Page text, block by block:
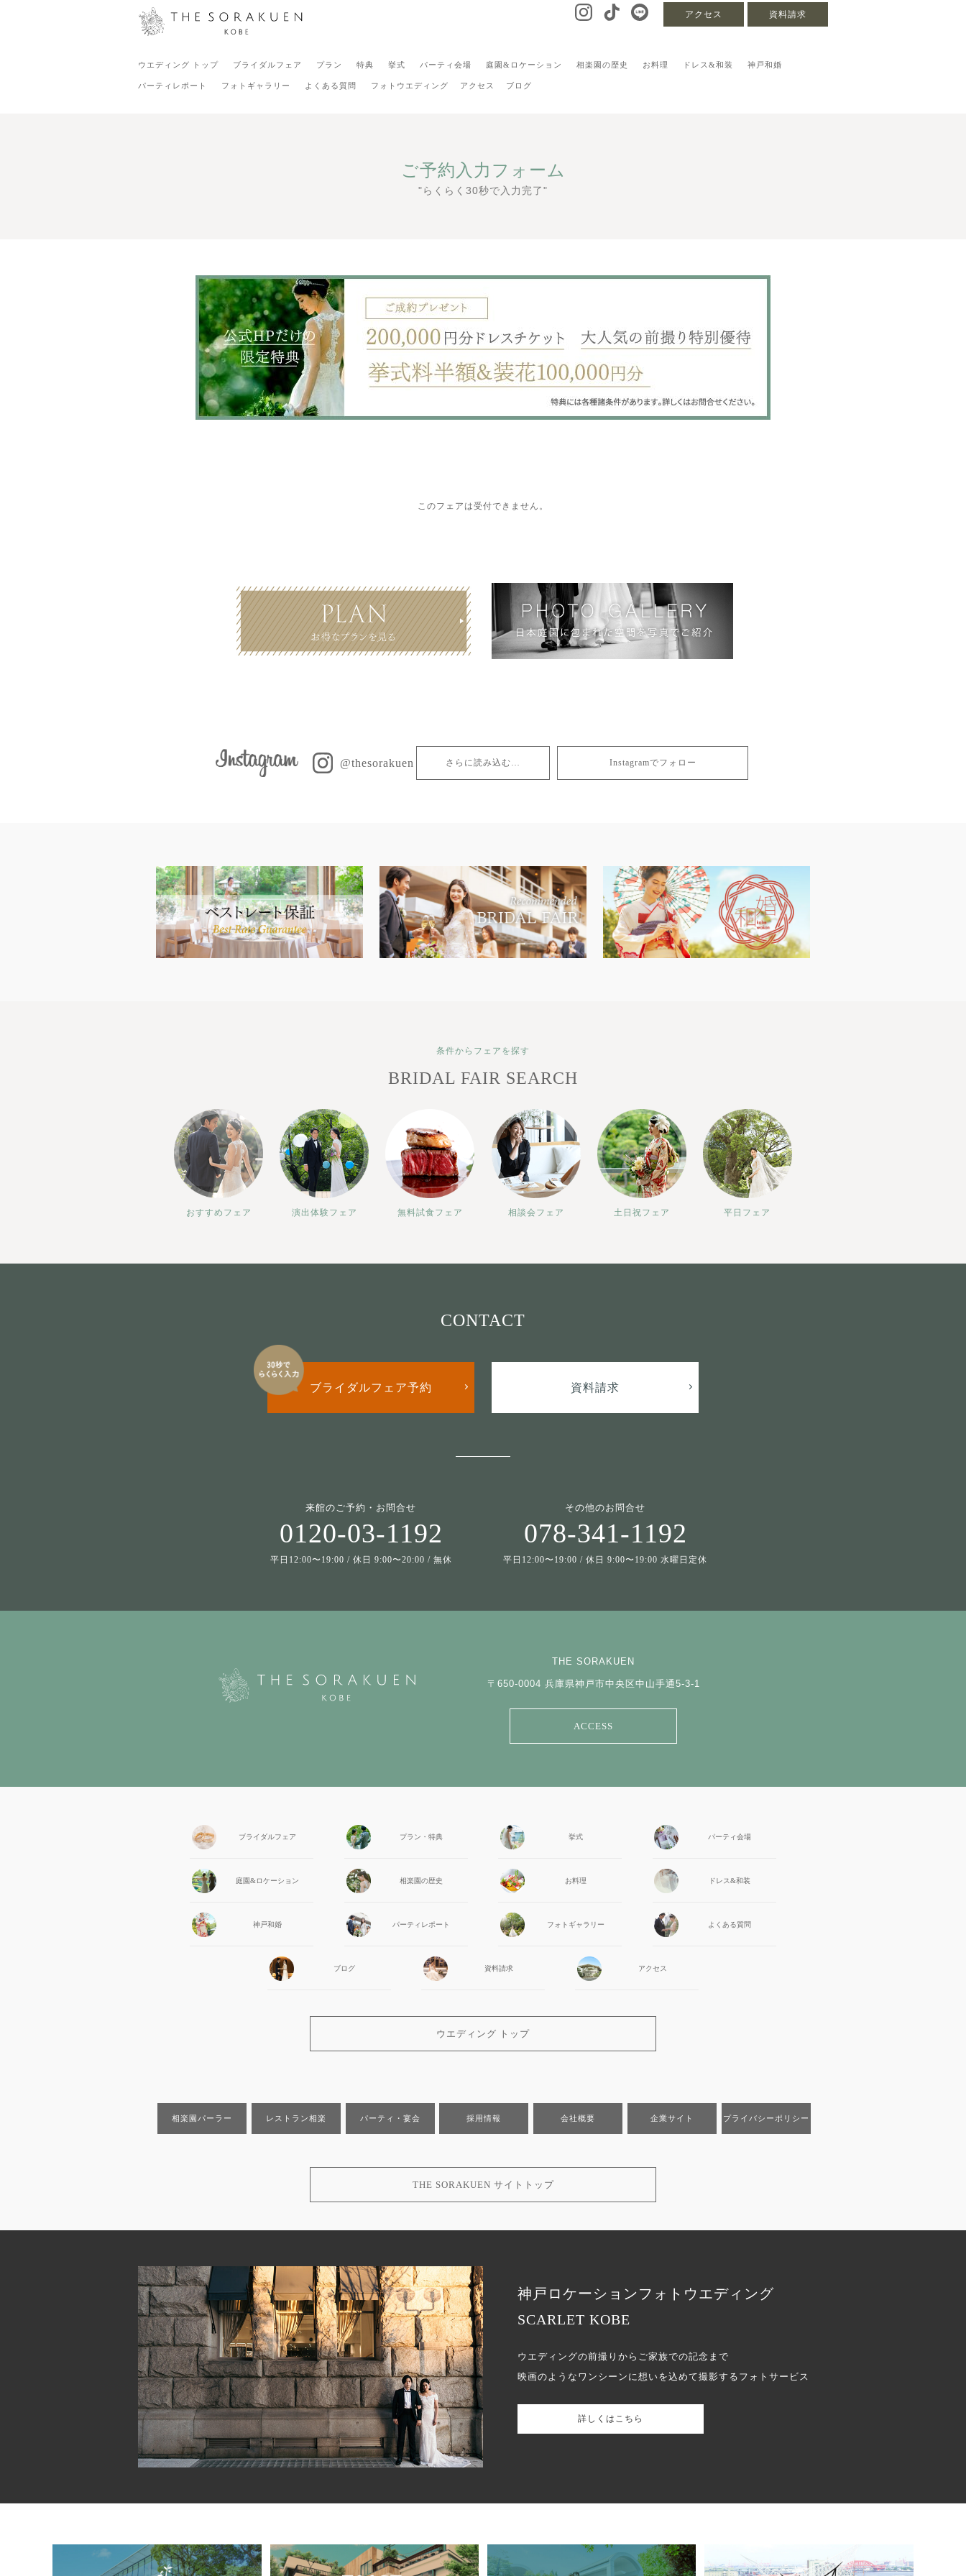
資料請求
アクセス
ウエディング トップ ブライダルフェア プラン 特典 挙式 パーティ会場 庭園&ロケーション 相楽園の歴史 お料理 ドレス&和装 神戸和婚
パーティレポート フォトギャラリー よくある質問 フォトウエディング アクセス ブログ
ご予約入力フォーム
"らくらく30秒で入力完了"
このフェアは受付できません。
@thesorakuen さらに読み込む… Instagramでフォロー
条件からフェアを探す
BRIDAL FAIR SEARCH
おすすめフェア 演出体験フェア 無料試食フェア 相談会フェア 土日祝フェア 平日フェア
CONTACT
ブライダルフェア予約 資料請求
来館のご予約・お問合せ
0120-03-1192
平日12:00〜19:00 / 休日 9:00〜20:00 / 無休
その他のお問合せ
078-341-1192
平日12:00〜19:00 / 休日 9:00〜19:00 水曜日定休
THE SORAKUEN
〒650-0004 兵庫県神戸市中央区中山手通5-3-1
ACCESS
ブライダルフェア プラン・特典 挙式 パーティ会場
庭園&ロケーション 相楽園の歴史 お料理 ドレス&和装
神戸和婚 パーティ レポート フォト ギャラリー よくある質問
ブログ 資料請求 アクセス
ウエディング トップ
相楽園パーラー レストラン相楽 パーティ・宴会 採用情報 会社概要 企業サイト プライバシーポリシー
THE SORAKUEN サイトトップ
神戸ロケーションフォトウエディング
SCARLET KOBE
ウエディングの前撮りからご家族での記念まで
映画のようなワンシーンに想いを込めて撮影するフォトサービス
詳しくはこちら